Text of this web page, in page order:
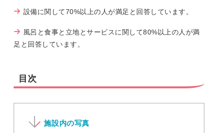
設備に関して70%以上の人が満足と回答しています。
風呂と食事と立地とサービスに関して80%以上の人が満
足と回答しています。
目次
施設内の写真